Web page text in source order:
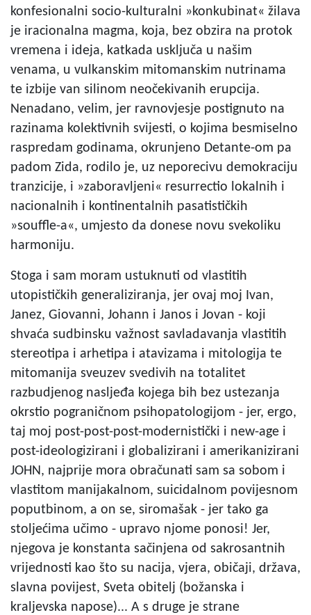
konfesionalni socio-kulturalni »konkubinat« žilava
je iracionalna magma, koja, bez obzira na protok
vremena i ideja, katkada usključa u našim
venama, u vulkanskim mitomanskim nutrinama
te izbije van silinom neočekivanih erupcija.
Nenadano, velim, jer ravnovjesje postignuto na
razinama kolektivnih svijesti, o kojima besmiselno
raspredam godinama, okrunjeno Detante-om pa
padom Zida, rodilo je, uz neporecivu demokraciju
tranzicije, i »zaboravljeni« resurrectio lokalnih i
nacionalnih i kontinentalnih pasatističkih
»souffle-a«, umjesto da donese novu svekoliku
harmoniju.
Stoga i sam moram ustuknuti od vlastitih
utopističkih generaliziranja, jer ovaj moj Ivan,
Janez, Giovanni, Johann i Janos i Jovan - koji
shvaća sudbinsku važnost savladavanja vlastitih
stereotipa i arhetipa i atavizama i mitologija te
mitomanija sveuzev svedivih na totalitet
razbudjenog nasljeđa kojega bih bez ustezanja
okrstio pograničnom psihopatologijom - jer, ergo,
taj moj post-post-post-modernistički i new-age i
post-ideologizirani i globalizirani i amerikanizirani
JOHN, najprije mora obračunati sam sa sobom i
vlastitom manijakalnom, suicidalnom povijesnom
poputbinom, a on se, siromašak - jer tako ga
stoljećima učimo - upravo njome ponosi! Jer,
njegova je konstanta sačinjena od sakrosantnih
vrijednosti kao što su nacija, vjera, običaji, država,
slavna povijest, Sveta obitelj (božanska i
kraljevska napose)... A s druge je strane